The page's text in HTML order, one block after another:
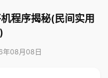
程序揭秘(民间实用
年08月08日